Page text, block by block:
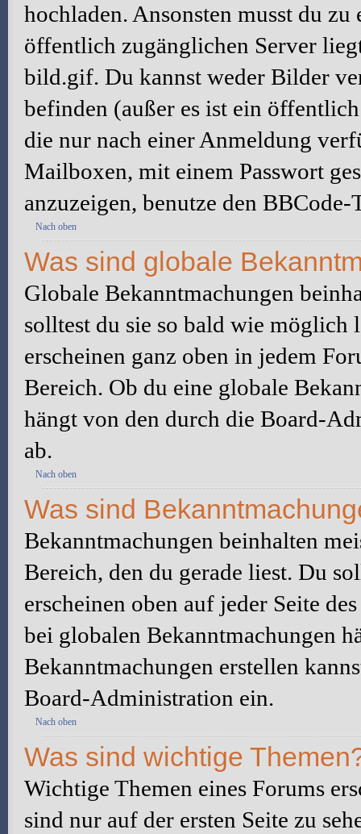
hochladen. Ansonsten musst du
öffentlich zugänglichen Server
bild.gif. Du kannst weder Bilder
befinden (außer es ist ein
die nur nach einer Anmeldung
Mailboxen, mit einem Passwort
anzuzeigen, benutze den
Nach oben
Was sind globale
Globale Bekanntmachungen
solltest du sie so bald wie möglich
erscheinen ganz oben in jedem
Bereich. Ob du eine globale
hängt von den durch die Board-
ab.
Nach oben
Was sind
Bekanntmachungen beinhalten
Bereich, den du gerade liest. Du
erscheinen oben auf jeder Seite
bei globalen Bekanntmachungen
Bekanntmachungen erstellen
Board-Administration ein.
Nach oben
Was sind wichtige
Wichtige Themen eines Forums
sind nur auf der ersten Seite zu